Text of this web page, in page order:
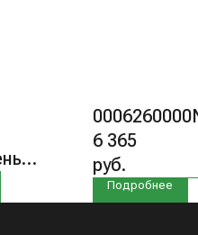
6 365
руб.
Подробнее